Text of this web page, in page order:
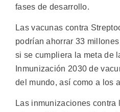
fases de desarrollo.
Las vacunas contra
podrían ahorrar 33
si se cumpliera la meta de
Inmunización 2030 de
del mundo, así como a los
Las inmunizaciones contra